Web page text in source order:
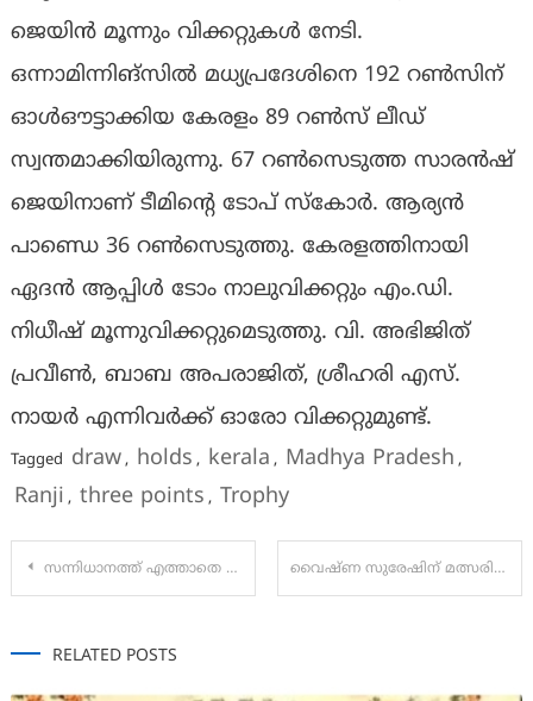
ജെയിന്‍ മൂന്നും വിക്കറ്റുകള്‍ നേടി.
ഒന്നാമിന്നിങ്സിൽ മധ്യപ്രദേശിനെ 192 റൺസിന്
ഓൾഔട്ടാക്കിയ കേരളം 89 റൺസ് ലീഡ്
സ്വന്തമാക്കിയിരുന്നു. 67 റൺസെടുത്ത സാരന്‍ഷ്
ജെയിനാണ് ടീമിന്റെ ടോപ് സ്‌കോർ. ആര്യൻ
പാണ്ഡെ 36 റൺസെടുത്തു. കേരളത്തിനായി
ഏദന്‍ ആപ്പിള്‍ ടോം നാലുവിക്കറ്റും എം.ഡി.
നിധീഷ് മൂന്നുവിക്കറ്റുമെടുത്തു. വി. അഭിജിത്
പ്രവീണ്‍, ബാബ അപരാജിത്, ശ്രീഹരി എസ്.
നായർ എന്നിവര്‍ക്ക് ഓരോ വിക്കറ്റുമുണ്ട്.
Tagged draw, holds , kerala , Madhya Pradesh ,
Ranji , three points , Trophy
Post
സന്നിധാനത്ത് എത്താതെ മടങ്ങിയ തീര്‍ഥാടകര്‍ക്ക് സുഗമ ദര്‍ശനമൊരുക്കി കേരള പൊലീസ് വൈഷ്ണ സുരേഷിന് മത്സരിക്കാം; വോട്ട് നീക്കിയ നടപടി റദ്ദാക്കി തിരഞ്ഞെടുപ്പ് കമ്മിഷൻ
RELATED POSTS